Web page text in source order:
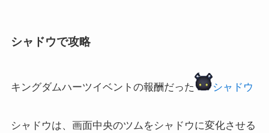
シャドウで攻略
キングダムハーツイベントの報酬だった シャドウ
シャドウは、画面中央のツムをシャドウに変化させる